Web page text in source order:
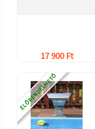
17 900 Ft
ELŐRENDELHETŐ